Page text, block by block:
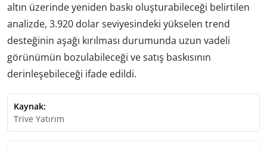
altın üzerinde yeniden baskı oluşturabileceği belirtilen
analizde, 3.920 dolar seviyesindeki yükselen trend
desteğinin aşağı kırılması durumunda uzun vadeli
görünümün bozulabileceği ve satış baskısının
derinleşebileceği ifade edildi.
Kaynak:
Trive Yatırım